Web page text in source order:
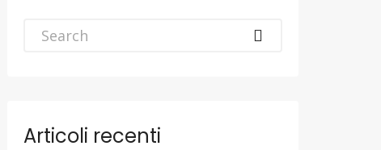
Articoli recenti